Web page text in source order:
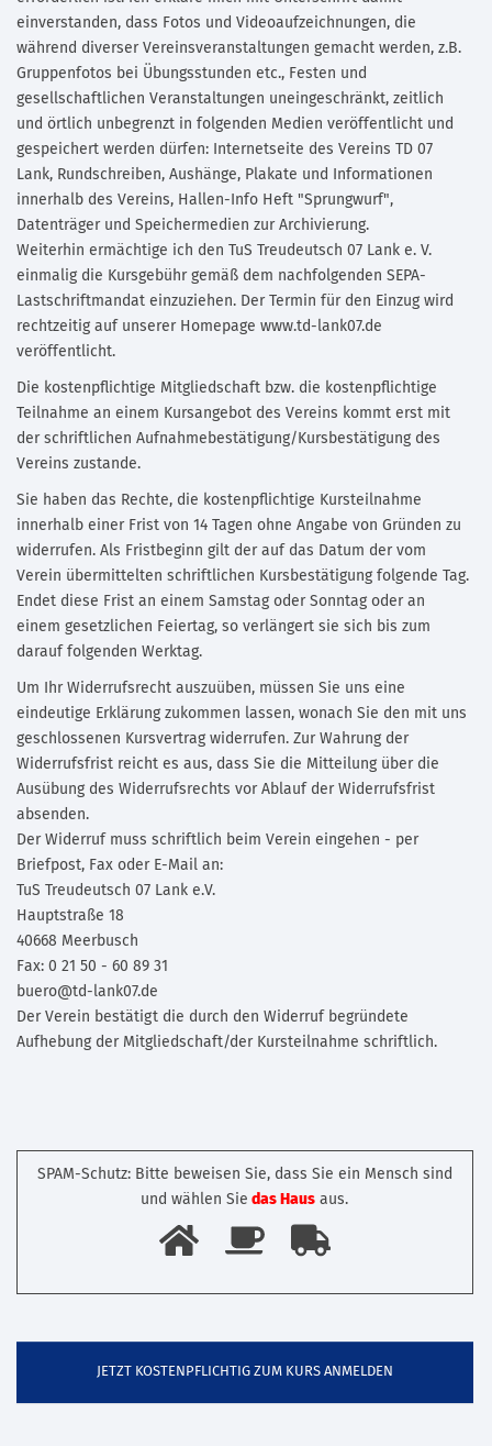
einverstanden, dass Fotos und Videoaufzeichnungen, die
während diverser Vereinsveranstaltungen gemacht werden, z.B.
Gruppenfotos bei Übungsstunden etc., Festen und
gesellschaftlichen Veranstaltungen uneingeschränkt, zeitlich
und örtlich unbegrenzt in folgenden Medien veröffentlicht und
gespeichert werden dürfen: Internetseite des Vereins TD 07
Lank, Rundschreiben, Aushänge, Plakate und Informationen
innerhalb des Vereins, Hallen-Info Heft "Sprungwurf",
Datenträger und Speichermedien zur Archivierung.
Weiterhin ermächtige ich den TuS Treudeutsch 07 Lank e. V.
einmalig die Kursgebühr gemäß dem nachfolgenden SEPA-
Lastschriftmandat einzuziehen. Der Termin für den Einzug wird
rechtzeitig auf unserer Homepage www.td-lank07.de
veröffentlicht.
Die kostenpflichtige Mitgliedschaft bzw. die kostenpflichtige
Teilnahme an einem Kursangebot des Vereins kommt erst mit
der schriftlichen Aufnahmebestätigung/Kursbestätigung des
Vereins zustande.
Sie haben das Rechte, die kostenpflichtige Kursteilnahme
innerhalb einer Frist von 14 Tagen ohne Angabe von Gründen zu
widerrufen. Als Fristbeginn gilt der auf das Datum der vom
Verein übermittelten schriftlichen Kursbestätigung folgende Tag.
Endet diese Frist an einem Samstag oder Sonntag oder an
einem gesetzlichen Feiertag, so verlängert sie sich bis zum
darauf folgenden Werktag.
Um Ihr Widerrufsrecht auszuüben, müssen Sie uns eine
eindeutige Erklärung zukommen lassen, wonach Sie den mit uns
geschlossenen Kursvertrag widerrufen. Zur Wahrung der
Widerrufsfrist reicht es aus, dass Sie die Mitteilung über die
Ausübung des Widerrufsrechts vor Ablauf der Widerrufsfrist
absenden.
Der Widerruf muss schriftlich beim Verein eingehen - per
Briefpost, Fax oder E-Mail an:
TuS Treudeutsch 07 Lank e.V.
Hauptstraße 18
40668 Meerbusch
Fax: 0 21 50 - 60 89 31
buero@td-lank07.de
Der Verein bestätigt die durch den Widerruf begründete
Aufhebung der Mitgliedschaft/der Kursteilnahme schriftlich.
SPAM-Schutz: Bitte beweisen Sie, dass Sie ein Mensch sind
und wählen Sie das Haus aus.